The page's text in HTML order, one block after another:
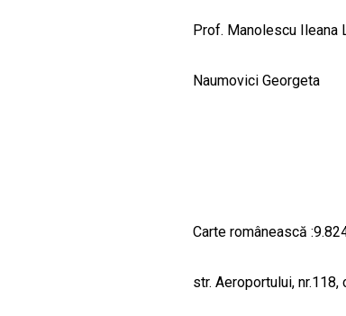
Prof. Manolescu Ileana
Naumovici Georgeta
Carte românească
str. Aeroportului, nr.118,